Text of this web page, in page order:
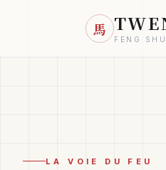
馬
FENG
LA VOIE DU FEU